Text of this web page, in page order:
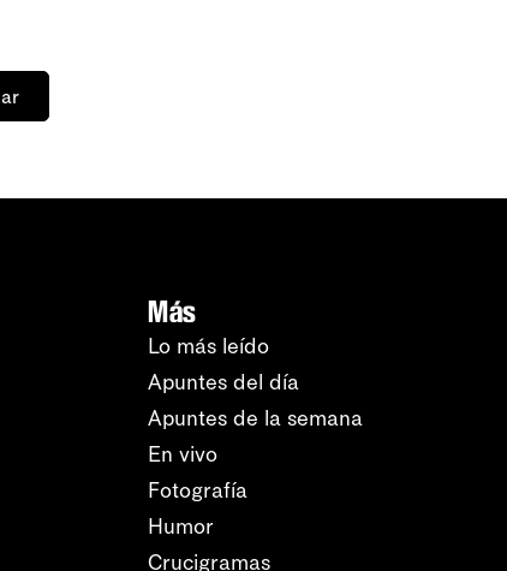
Más
Lo más leído
Apuntes del día
Apuntes de la semana
En vivo
Fotografía
Humor
Crucigramas